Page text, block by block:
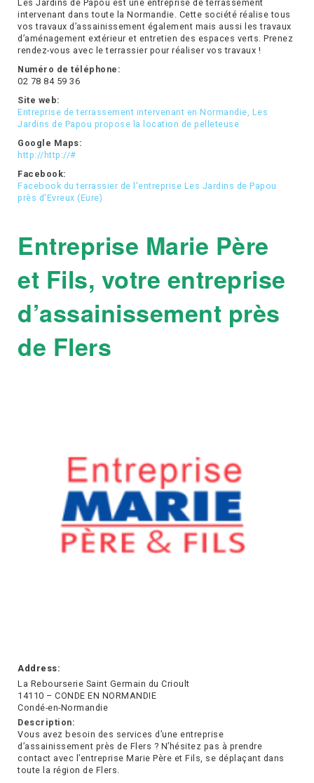
Les Jardins de Papou est une entreprise de terrassement
intervenant dans toute la Normandie. Cette société réalise tous
vos travaux d’assainissement également mais aussi les travaux
d’aménagement extérieur et entretien des espaces verts. Prenez
rendez-vous avec le terrassier pour réaliser vos travaux !
Numéro de téléphone:
02 78 84 59 36
Site web:
Entreprise de terrassement intervenant en Normandie, Les
Jardins de Papou propose la location de pelleteuse
Google Maps:
http://http://#
Facebook:
Facebook du terrassier de l'entreprise Les Jardins de Papou
près d'Evreux (Eure)
Entreprise Marie Père
et Fils, votre entreprise
d’assainissement près
de Flers
Address:
La Rebourserie Saint Germain du Crioult
14110 – CONDE EN NORMANDIE
Condé-en-Normandie
Description:
Vous avez besoin des services d’une entreprise
d’assainissement près de Flers ? N’hésitez pas à prendre
contact avec l’entreprise Marie Père et Fils, se déplaçant dans
toute la région de Flers.